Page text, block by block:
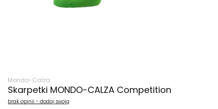
Mondo-Calza
Skarpetki MONDO-CALZA Competition
brak opinii - dodaj swoją